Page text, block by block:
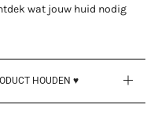
wat jouw huid nodig
HOUDEN ♥